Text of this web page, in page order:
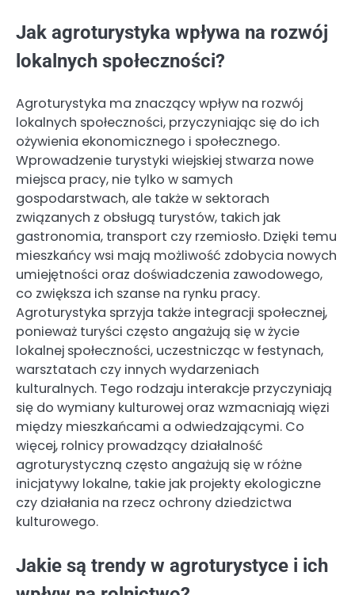
Jak agroturystyka wpływa na rozwój
lokalnych społeczności?
Agroturystyka ma znaczący wpływ na rozwój
lokalnych społeczności, przyczyniając się do ich
ożywienia ekonomicznego i społecznego.
Wprowadzenie turystyki wiejskiej stwarza nowe
miejsca pracy, nie tylko w samych
gospodarstwach, ale także w sektorach
związanych z obsługą turystów, takich jak
gastronomia, transport czy rzemiosło. Dzięki temu
mieszkańcy wsi mają możliwość zdobycia nowych
umiejętności oraz doświadczenia zawodowego,
co zwiększa ich szanse na rynku pracy.
Agroturystyka sprzyja także integracji społecznej,
ponieważ turyści często angażują się w życie
lokalnej społeczności, uczestnicząc w festynach,
warsztatach czy innych wydarzeniach
kulturalnych. Tego rodzaju interakcje przyczyniają
się do wymiany kulturowej oraz wzmacniają więzi
między mieszkańcami a odwiedzającymi. Co
więcej, rolnicy prowadzący działalność
agroturystyczną często angażują się w różne
inicjatywy lokalne, takie jak projekty ekologiczne
czy działania na rzecz ochrony dziedzictwa
kulturowego.
Jakie są trendy w agroturystyce i ich